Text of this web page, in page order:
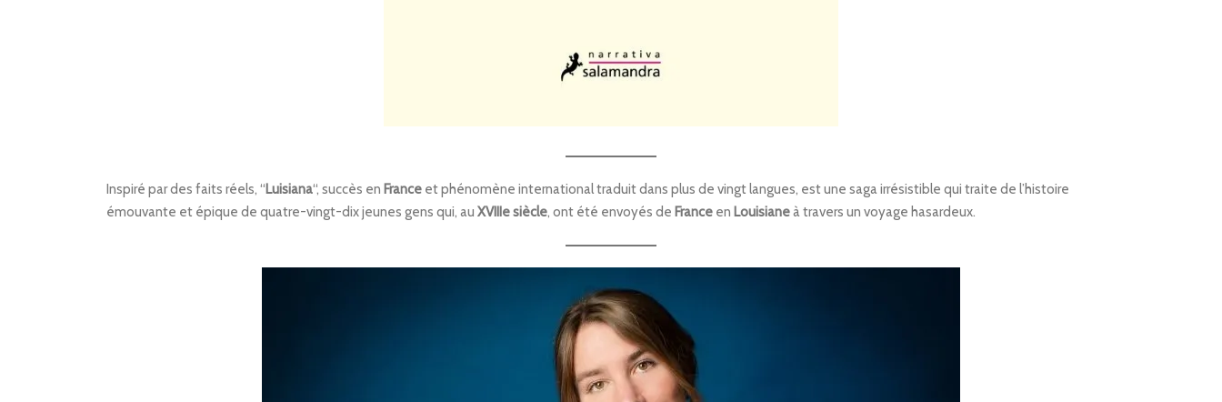
Inspiré par des faits réels, “Luisiana“, succès en France et phénomène international traduit dans plus de vingt langues, est une saga irrésistible qui traite de l’histoire
émouvante et épique de quatre-vingt-dix jeunes gens qui, au XVIIIe siècle, ont été envoyés de France en Louisianeà travers un voyage hasardeux.